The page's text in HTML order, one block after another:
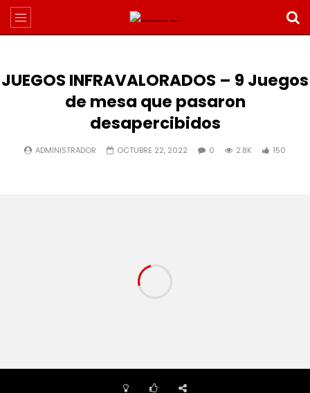
JUEGOS INFRAVALORADOS – 9 Juegos
de mesa que pasaron
desapercibidos
ADMINISTRADOR OCTUBRE 22, 2022 0 2.8K 150